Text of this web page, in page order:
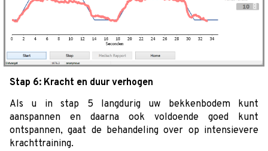
Stap 6: Kracht en duur verhogen
Als u in stap 5 langdurig uw bekkenbodem kunt
aanspannen en daarna ook voldoende goed kunt
ontspannen, gaat de behandeling over op intensievere
krachttraining.